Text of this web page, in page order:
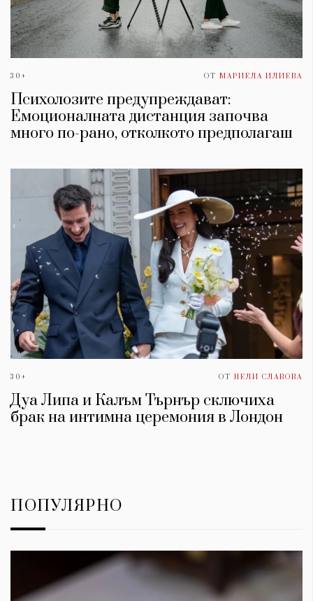
30+ ОТ МАРИЕЛА ИЛИЕВА
Психолозите предупреждават:
Емоционалната дистанция започва
много по-рано, отколкото предполагаш
30+ ОТ НЕЛИ СЛАВОВА
Дуа Липа и Калъм Търнър сключиха
брак на интимна церемония в Лондон
ПОПУЛЯРНО